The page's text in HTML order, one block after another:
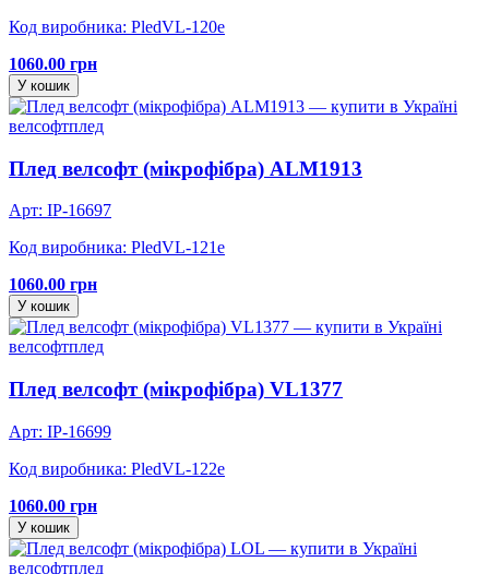
Код виробника: PledVL-120e
1060.00 грн
У кошик
велсофтплед
Плед велсофт (мікрофібра) ALM1913
Арт: IP-16697
Код виробника: PledVL-121e
1060.00 грн
У кошик
велсофтплед
Плед велсофт (мікрофібра) VL1377
Арт: IP-16699
Код виробника: PledVL-122e
1060.00 грн
У кошик
велсофтплед